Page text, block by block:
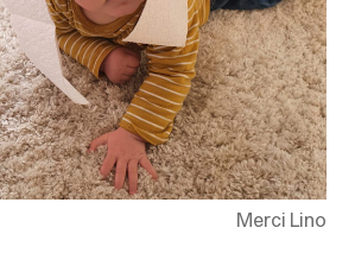
Merci Lino